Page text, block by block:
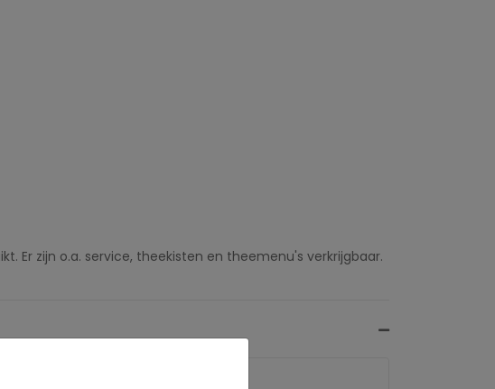
Er zijn o.a. service, theekisten en theemenu's verkrijgbaar.